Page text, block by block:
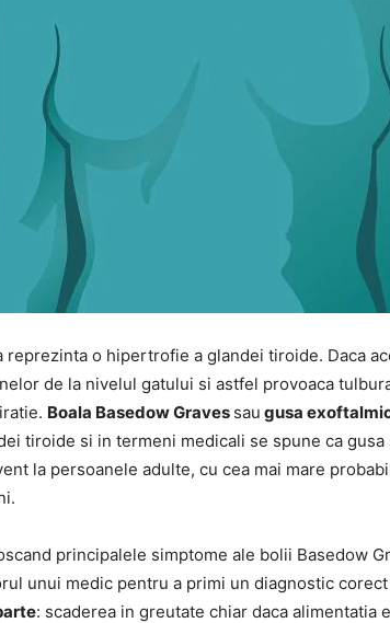
reprezinta o hipertrofie a glandei tiroide. Daca
de la nivelul gatului si astfel provoaca
Boala Basedow Graves sau gusa
tiroide si in termeni medicali se spune ca
la persoanele adulte, cu cea mai mare
principalele simptome ale bolii Basedow
unui medic pentru a primi un diagnostic
: scaderea in greutate chiar daca alimentatia